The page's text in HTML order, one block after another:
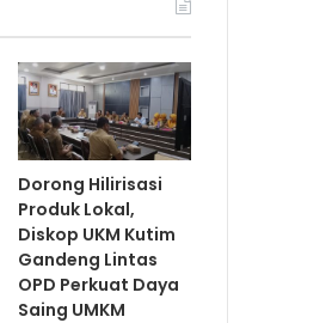
Dorong Hilirisasi
Produk Lokal,
Diskop UKM Kutim
Gandeng Lintas
OPD Perkuat Daya
Saing UMKM